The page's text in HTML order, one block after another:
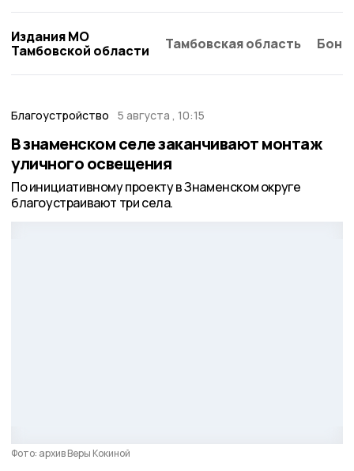
Издания МО
Тамбовской области
Тамбовская область
Благоустройство 5 августа , 10:15
В знаменском селе заканчивают монтаж
уличного освещения
По инициативному проекту в Знаменском округе
благоустраивают три села.
Фото: архив Веры Кокиной